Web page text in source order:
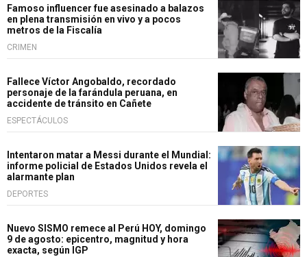
Famoso influencer fue asesinado a balazos
en plena transmisión en vivo y a pocos
metros de la Fiscalía
CRIMEN
Fallece Víctor Angobaldo, recordado
personaje de la farándula peruana, en
accidente de tránsito en Cañete
ESPECTÁCULOS
Intentaron matar a Messi durante el Mundial:
informe policial de Estados Unidos revela el
alarmante plan
DEPORTES
Nuevo SISMO remece al Perú HOY, domingo
9 de agosto: epicentro, magnitud y hora
exacta, según IGP